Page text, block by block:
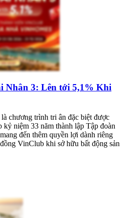
Nhân 3: Lên tới 5,1% Khi
chương trình tri ân đặc biệt được
niệm 33 năm thành lập Tập đoàn
đến thêm quyền lợi dành riêng
VinClub khi sở hữu bất động sản